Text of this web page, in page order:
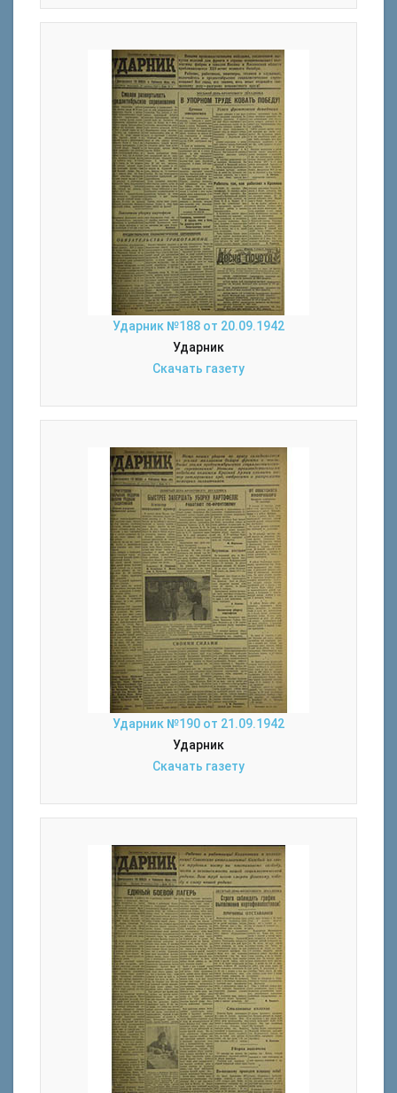
Ударник №188 от 20.09.1942
Ударник
Скачать газету
Ударник №190 от 21.09.1942
Ударник
Скачать газету